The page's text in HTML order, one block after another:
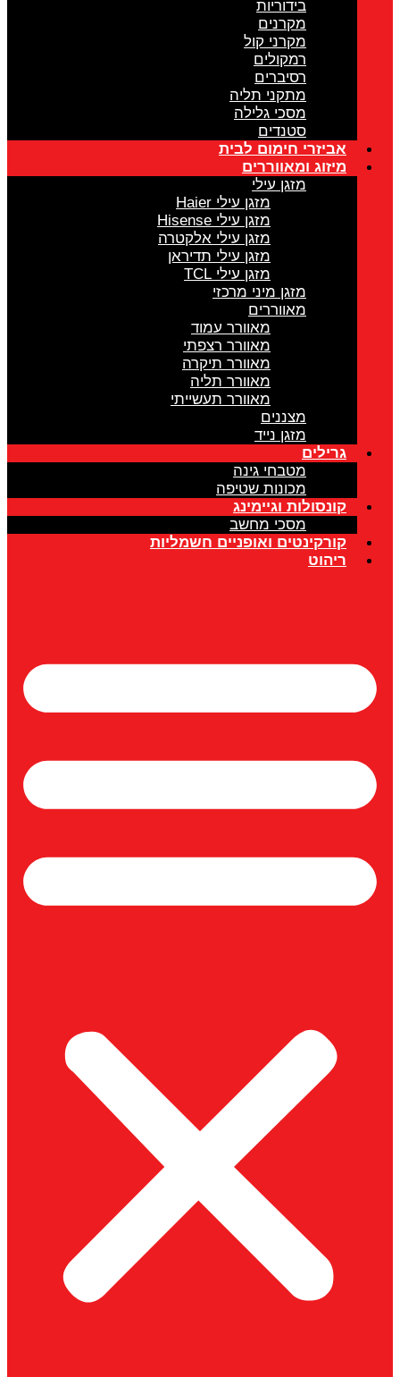
בידוריות
מקרנים
מקרני קול
רמקולים
רסיברים
מתקני תליה
מסכי גלילה
סטנדים
אביזרי חימום לבית
מיזוג ומאווררים
מזגן עילי
מזגן עילי Haier
מזגן עילי Hisense
מזגן עילי אלקטרה
מזגן עילי תדיראן
מזגן עילי TCL
מזגן מיני מרכזי
מאווררים
מאוורר עמוד
מאוורר רצפתי
מאוורר תיקרה
מאוורר תליה
מאוורר תעשייתי
מצננים
מזגן נייד
גרילים
מטבחי גינה
מכונות שטיפה
קונסולות וגיימינג
מסכי מחשב
קורקינטים ואופניים חשמליות
ריהוט